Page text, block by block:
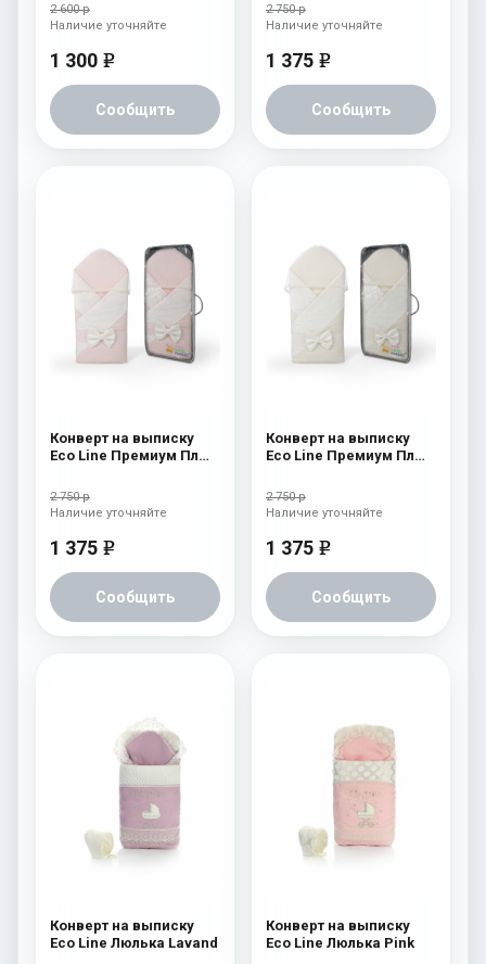
2 600 р
1 300 e
Сообщить
Наличие уточняйте
2 750 р
1 375 e
Сообщить
Наличие уточняйте
Конверт на выписку
Eco Line Премиум Плюс
2 750 р
1 375 e
Сообщить
Наличие уточняйте
Конверт на выписку
Eco Line Премиум Плюс
2 750 р
1 375 e
Сообщить
Наличие уточняйте
Конверт на выписку
Eco Line Люлька Lavand
Конверт на выписку
Eco Line Люлька Pink